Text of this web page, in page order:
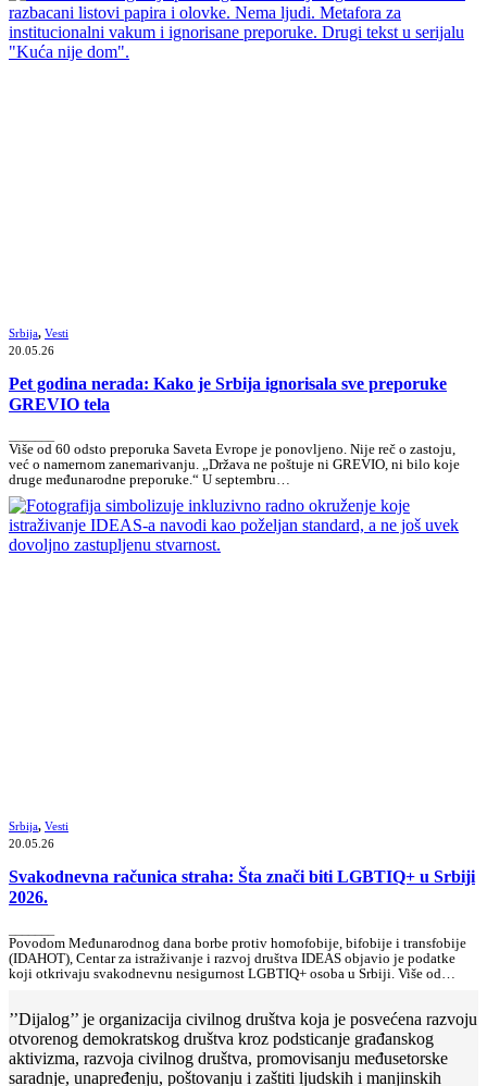
Srbija, Vesti
20.05.26
Pet godina nerada: Kako je Srbija ignorisala sve preporuke
GREVIO tela
Više od 60 odsto preporuka Saveta Evrope je ponovljeno. Nije reč o zastoju,
već o namernom zanemarivanju. „Država ne poštuje ni GREVIO, ni bilo koje
druge međunarodne preporuke.“ U septembru…
Srbija, Vesti
20.05.26
Svakodnevna računica straha: Šta znači biti LGBTIQ+ u Srbiji
2026.
Povodom Međunarodnog dana borbe protiv homofobije, bifobije i transfobije
(IDAHOT), Centar za istraživanje i razvoj društva IDEAS objavio je podatke
koji otkrivaju svakodnevnu nesigurnost LGBTIQ+ osoba u Srbiji. Više od…
’’Dijalog’’ je organizacija civilnog društva koja je posvećena razvoju
otvorenog demokratskog društva kroz podsticanje građanskog
aktivizma, razvoja civilnog društva, promovisanju međusetorske
saradnje, unapređenju, poštovanju i zaštiti ljudskih i manjinskih